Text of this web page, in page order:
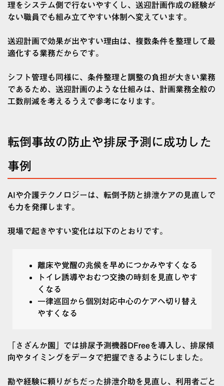
理をシステム側で行ないやすくし、送迎計画作成の経験が
ない職員でも組み立てやすい体制へ変えています。
送迎計画で効果が出やすい理由は、複数条件を整理して最
適化する業務だからです。
シフト管理も同様に、条件整理と調整の負担が大きい業務
であるため、送迎計画のような仕組みは、計画業務全般の
工数削減を考えるうえで参考になります。
転倒事故の防止や排尿予測に成功した
事例
AIや介護テクノロジーは、転倒予防と排泄ケアの見直しで
も力を発揮します。
現場で起きやすい変化は以下のとおりです。
離床や覚醒の兆候を早めにつかみやすくなる
トイレ誘導やおむつ交換の時刻を見直しやす
くなる
一律巡回から個別対応中心のケアへ切り替え
やすくなる
「さざんか園」では排尿予測機器DFreeを導入し、排尿傾
向やタイミングをデータで把握できるようにしました。
勘や経験に頼りがちだった排泄介助を見直し、利用者ごと